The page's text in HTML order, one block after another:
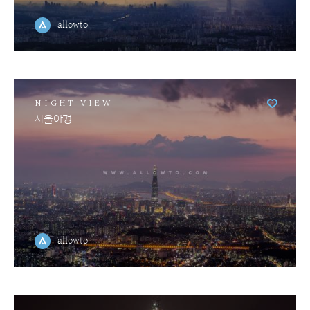
allowto
NIGHT VIEW
서울야경
allowto